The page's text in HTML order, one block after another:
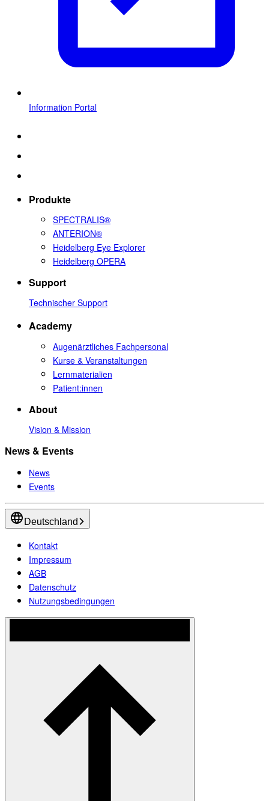
Information Portal
Produkte
SPECTRALIS®
ANTERION®
Heidelberg Eye Explorer
Heidelberg OPERA
Support
Technischer Support
Academy
Augenärztliches Fachpersonal
Kurse & Veranstaltungen
Lernmaterialien
Patient:innen
About
Vision & Mission
News & Events
News
Events
Deutschland
Kontakt
Impressum
AGB
Datenschutz
Nutzungsbedingungen